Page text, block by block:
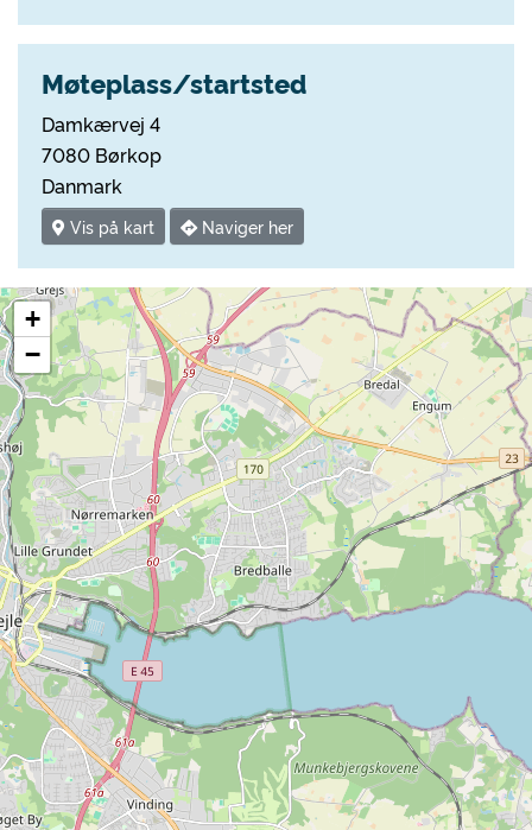
Møteplass/startsted
Damkærvej 4
7080 Børkop
Danmark
Vis på kart Naviger her
+
−